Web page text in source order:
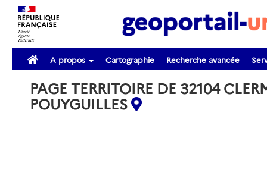
A propos Cartographie Recherche avancée
PAGE TERRITOIRE DE 32104
POUYGUILLES